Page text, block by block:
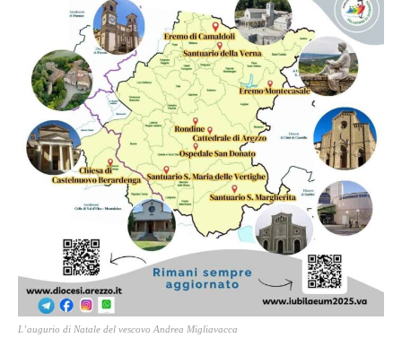
L’augurio di Natale del vescovo Andrea Migliavacca